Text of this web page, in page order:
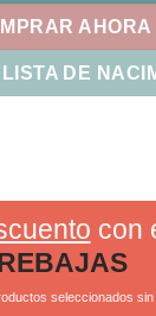
AHORA
DE
con
seleccionados